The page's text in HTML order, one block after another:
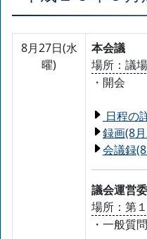
8月27日(水
曜)
本会議
場所：議場
・開会
日程の
録画(8
会議録
議会運営
場所：第
・一般質